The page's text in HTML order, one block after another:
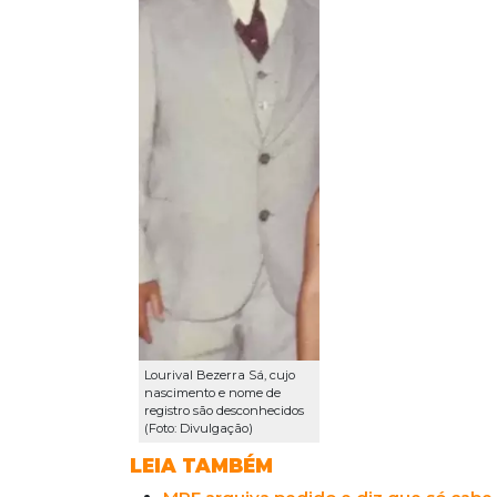
Lourival Bezerra Sá, cujo
nascimento e nome de
registro são desconhecidos
(Foto: Divulgação)
LEIA TAMBÉM